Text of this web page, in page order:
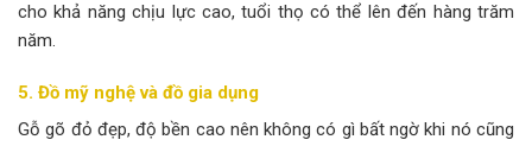
cho khả năng chịu lực cao, tuổi thọ có thể lên đến hàng trăm
năm.
5. Đồ mỹ nghệ và đồ gia dụng
Gỗ gõ đỏ đẹp, độ bền cao nên không có gì bất ngờ khi nó cũng